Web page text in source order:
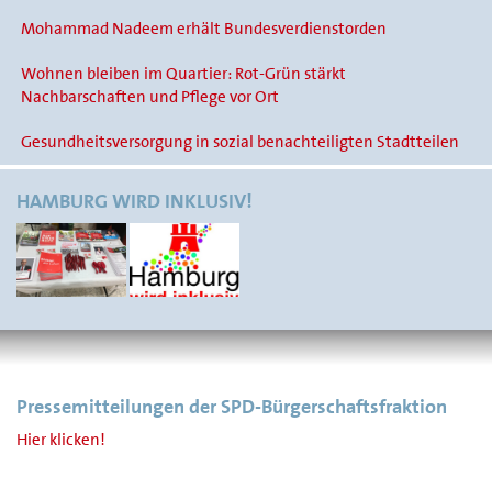
Mohammad Nadeem erhält Bundesverdienstorden
Wohnen bleiben im Quartier: Rot-Grün stärkt
Nachbarschaften und Pflege vor Ort
Gesundheitsversorgung in sozial benachteiligten Stadtteilen
HAMBURG WIRD INKLUSIV!
Pressemitteilungen der SPD-Bürgerschaftsfraktion
Hier klicken!